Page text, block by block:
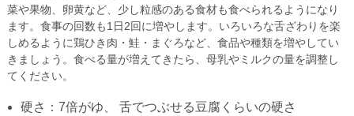
菜や果物、卵黄など、少し粒感のある食材も食べられるようになり
ます。食事の回数も1日2回に増やします。いろいろな舌ざわりを楽
しめるように鶏ひき肉・鮭・まぐろなど、食品や種類を増やしてい
きましょう。食べる量が増えてきたら、母乳やミルクの量を調整し
てください。
硬さ：7倍がゆ、 舌でつぶせる豆腐くらいの硬さ